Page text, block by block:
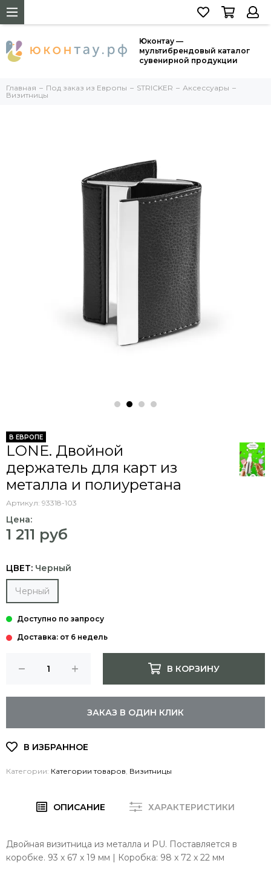
Юконтау —
мультибрендовый каталог
сувенирной продукции
Главная Под заказ из Европы STRICKER
Аксессуары
Визитницы
В ЕВРОПЕ
LONE. Двойной
держатель для карт из
металла и полиуретана
Артикул: 93318-103
Цена:
1 211 руб
ЦВЕТ: Черный
Черный
Доставка: от 6 недель
В КОРЗИНУ
ЗАКАЗ В ОДИН КЛИК
Категории: Категории товаров Визитницы
ОПИСАНИЕ ХАРАКТЕРИСТИКИ
Двойная визитница из металла и PU. Поставляется в
коробке. 93 x 67 x 19 мм | Коробка: 98 x 72 x 22 мм